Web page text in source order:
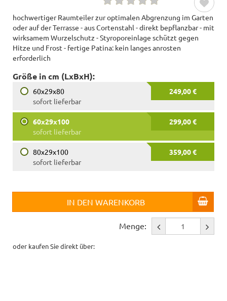
hochwertiger Raumteiler zur optimalen Abgrenzung im Garten
oder auf der Terrasse - aus Cortenstahl - direkt bepflanzbar - mit
wirksamem Wurzelschutz - Styroporeinlage schützt gegen
Hitze und Frost - fertige Patina: kein langes anrosten
erforderlich
Größe in cm (LxBxH):
60x29x80
249,00 €
sofort lieferbar
60x29x100
299,00 €
sofort lieferbar
80x29x100
359,00 €
sofort lieferbar
IN DEN WARENKORB
Menge:
oder kaufen Sie direkt über: